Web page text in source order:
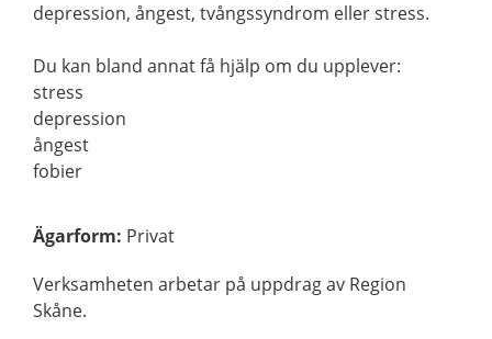
depression, ångest, tvångssyndrom eller stress.
Du kan bland annat få hjälp om du upplever:
stress
depression
ångest
fobier
Ägarform: Privat
Verksamheten arbetar på uppdrag av Region
Skåne.